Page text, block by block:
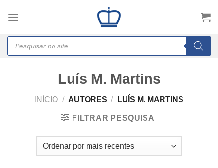
Products
search
Luís M. Martins
INÍCIO / AUTORES / LUÍS M. MARTINS
FILTRAR PESQUISA